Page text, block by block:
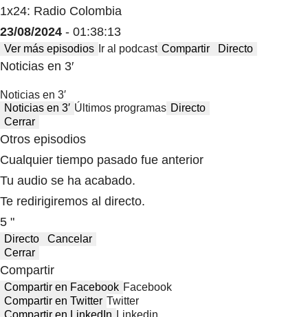
1x24: Radio Colombia
23/08/2024 - 01:38:13
Ver más episodios Ir al podcast Compartir Directo
Noticias en 3′
Noticias en 3′
Noticias en 3′ Últimos programas Directo
Cerrar
Otros episodios
Cualquier tiempo pasado fue anterior
Tu audio se ha acabado.
Te redirigiremos al directo.
5 "
Directo
Cancelar
Cerrar
Compartir
Compartir en Facebook Facebook
Compartir en Twitter Twitter
Compartir en LinkedIn
Linkedin